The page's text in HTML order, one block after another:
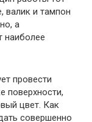
валик и тампон
а
наиболее
провести
поверхности,
цвет. Как
совершенно